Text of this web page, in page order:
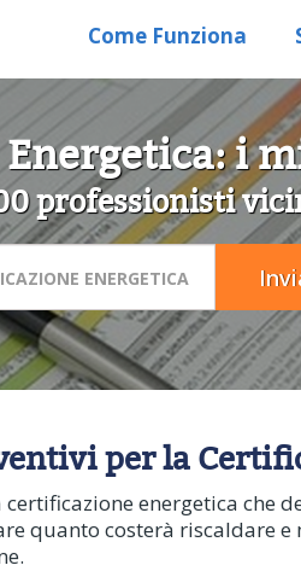
Come Funziona
i
professionisti
per la
energetica che
quanto costerà riscaldare e